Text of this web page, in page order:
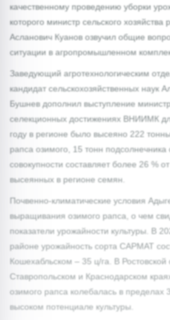
качественному проведению уборки
которого министр сельского хозяйства
Асланович Куанов озвучил общие
ситуации в агропромышленном
Заведующий агротехнологическим
кандидат сельскохозяйственных наук
Бушнев дополнил выступление
селекционных достижениях ВНИИМК
году в регионе было высеяно 222
рапса озимого, 15 тонн подсолнечника
совокупности составляет более 26 %
высеянных в регионе семян.
Почвенно-климатические условия
выращивания озимого рапса, о чем
показатели урожайности культуры. В
районе урожайность сорта САРМАТ
Кошехабльском – 35 ц/га. В Ростовской
Ставропольском и Краснодарском
озимого рапса колебалась в пределах
высоком потенциале культуры.